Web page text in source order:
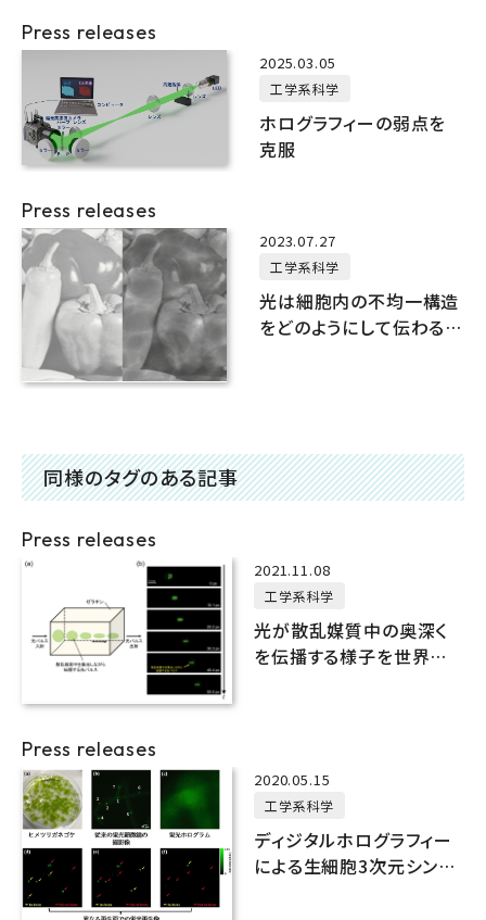
Press releases
2025.03.05
工学系科学
ホログラフィーの弱点を
克服
Press releases
2023.07.27
工学系科学
光は細胞内の不均一構造
をどのようにして伝わるの
同様のタグのある記事
Press releases
2021.11.08
工学系科学
光が散乱媒質中の奥深く
を伝播する様子を世界で
Press releases
2020.05.15
工学系科学
ディジタルホログラフィー
による生細胞3次元シング